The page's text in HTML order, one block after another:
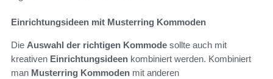
Einrichtungsideen mit Musterring Kommoden
Die Auswahl der richtigen Kommode sollte auch mit
kreativen Einrichtungsideen kombiniert werden. Kombiniert
man Musterring Kommoden mit anderen